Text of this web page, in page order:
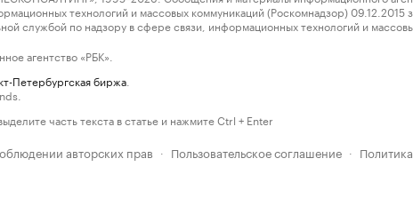
технологий и массовых коммуникаций (Роскомнадзор)
службой по надзору в сфере связи, информационных технологий и
агентство «РБК».
Петербургская биржа
часть текста в статье и нажмите Ctrl + Enter
авторских прав · Пользовательское соглашение ·